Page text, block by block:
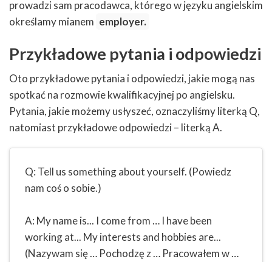
prowadzi sam pracodawca, którego w języku angielskim
określamy mianem employer.
Przykładowe pytania i odpowiedzi
Oto przykładowe pytania i odpowiedzi, jakie mogą nas
spotkać na rozmowie kwalifikacyjnej po angielsku.
Pytania, jakie możemy usłyszeć, oznaczyliśmy literką Q,
natomiast przykładowe odpowiedzi – literką A.
Q: Tell us something about yourself. (Powiedz
nam coś o sobie.)
A: My name is... I come from … I have been
working at... My interests and hobbies are...
(Nazywam się … Pochodzę z … Pracowałem w …